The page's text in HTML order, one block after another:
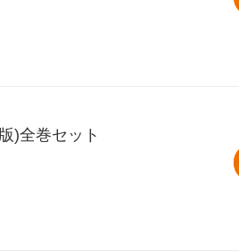
)全巻セット